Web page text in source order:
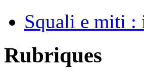
Squali e miti :
Rubriques